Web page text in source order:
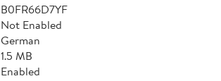
B0FR66D7YF
Not Enabled
German
1.5 MB
Enabled